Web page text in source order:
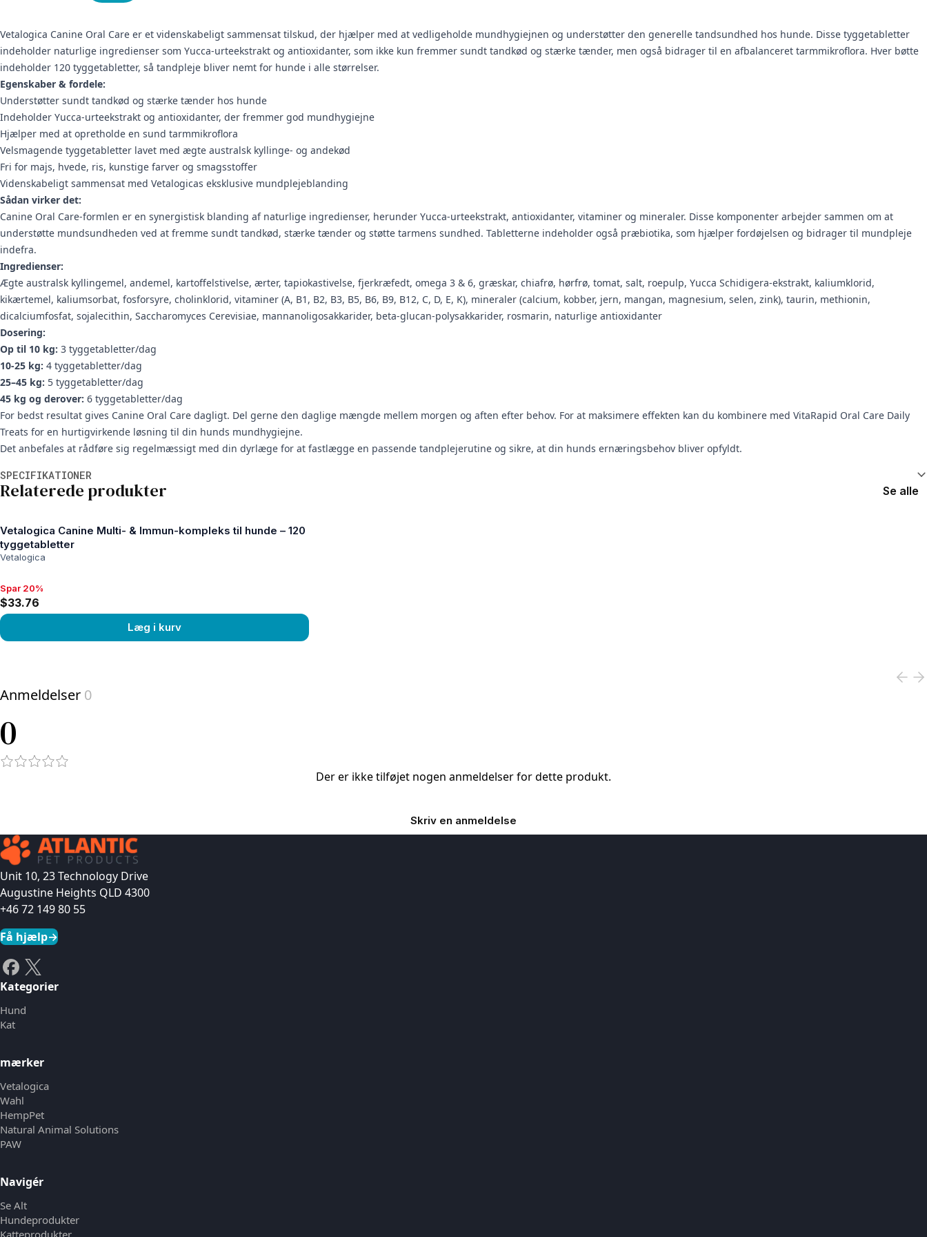
Vetalogica Canine Oral Care er et videnskabeligt sammensat tilskud, der hjælper med at vedligeholde mundhygiejnen og understøtter den generelle tandsundhed hos hunde. Disse tyggetabletter
indeholder naturlige ingredienser som Yucca-urteekstrakt og antioxidanter, som ikke kun fremmer sundt tandkød og stærke tænder, men også bidrager til en afbalanceret tarmmikroflora. Hver bøtte
indeholder 120 tyggetabletter, så tandpleje bliver nemt for hunde i alle størrelser.
Egenskaber & fordele:
Understøtter sundt tandkød og stærke tænder hos hunde
Indeholder Yucca-urteekstrakt og antioxidanter, der fremmer god mundhygiejne
Hjælper med at opretholde en sund tarmmikroflora
Velsmagende tyggetabletter lavet med ægte australsk kyllinge- og andekød
Fri for majs, hvede, ris, kunstige farver og smagsstoffer
Videnskabeligt sammensat med Vetalogicas eksklusive mundplejeblanding
Sådan virker det:
Canine Oral Care-formlen er en synergistisk blanding af naturlige ingredienser, herunder Yucca-urteekstrakt, antioxidanter, vitaminer og mineraler. Disse komponenter arbejder sammen om at
understøtte mundsundheden ved at fremme sundt tandkød, stærke tænder og støtte tarmens sundhed. Tabletterne indeholder også præbiotika, som hjælper fordøjelsen og bidrager til mundpleje
indefra.
Ingredienser:
Ægte australsk kyllingemel, andemel, kartoffelstivelse, ærter, tapiokastivelse, fjerkræfedt, omega 3 & 6, græskar, chiafrø, hørfrø, tomat, salt, roepulp, Yucca Schidigera-ekstrakt, kaliumklorid,
kikærtemel, kaliumsorbat, fosforsyre, cholinklorid, vitaminer (A, B1, B2, B3, B5, B6, B9, B12, C, D, E, K), mineraler (calcium, kobber, jern, mangan, magnesium, selen, zink), taurin, methionin,
dicalciumfosfat, sojalecithin, Saccharomyces Cerevisiae, mannanoligosakkarider, beta-glucan-polysakkarider, rosmarin, naturlige antioxidanter
Dosering:
Op til 10 kg: 3 tyggetabletter/dag
10-25 kg: 4 tyggetabletter/dag
25–45 kg: 5 tyggetabletter/dag
45 kg og derover: 6 tyggetabletter/dag
For bedst resultat gives Canine Oral Care dagligt. Del gerne den daglige mængde mellem morgen og aften efter behov. For at maksimere effekten kan du kombinere med VitaRapid Oral Care Daily
Treats for en hurtigvirkende løsning til din hunds mundhygiejne.
Det anbefales at rådføre sig regelmæssigt med din dyrlæge for at fastlægge en passende tandplejerutine og sikre, at din hunds ernæringsbehov bliver opfyldt.
SPECIFIKATIONER
Relaterede produkter Se alle
Vetalogica Canine Multi- & Immun-kompleks til hunde – 120
tyggetabletter
Vetalogica
Spar 20%, $33.76
Spar 20%
$33.76
Læg i kurv
Anmeldelser 0
0
Der er ikke tilføjet nogen anmeldelser for dette produkt.
Skriv en anmeldelse
Unit 10, 23 Technology Drive
Augustine Heights QLD 4300
+46 72 149 80 55
Få hjælp→
Kategorier
Hund
Kat
mærker
Vetalogica
Wahl
HempPet
Natural Animal Solutions
PAW
Navigér
Se Alt
Hundeprodukter
Katteprodukter